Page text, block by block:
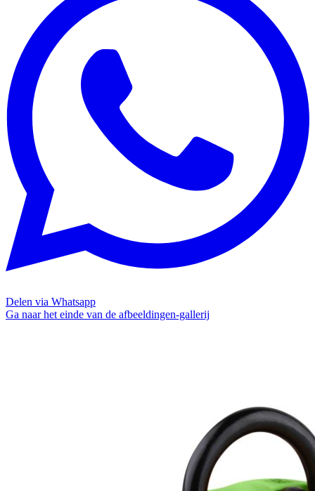
Delen via Whatsapp
Ga naar het einde van de afbeeldingen-gallerij